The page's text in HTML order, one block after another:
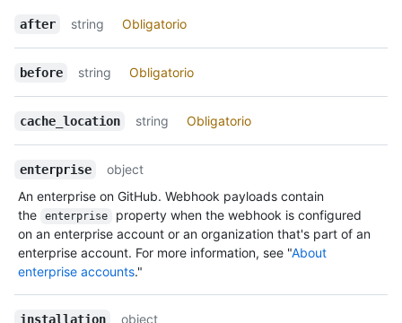
after string Obligatorio
before string Obligatorio
cache_location string Obligatorio
enterprise
object
An enterprise on GitHub. Webhook payloads contain
the
enterprise
property when the webhook is configured
on an enterprise account or an organization that's part of an
enterprise account. For more information, see "About
enterprise accounts."
installation
object